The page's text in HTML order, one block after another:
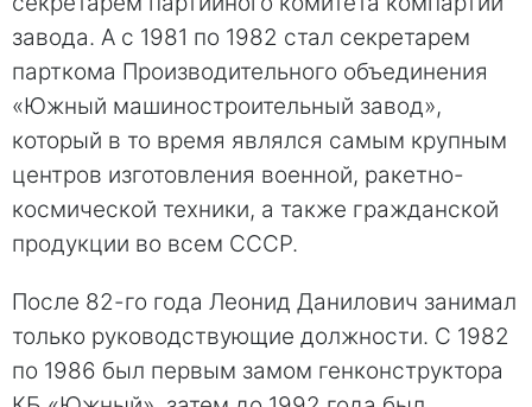
завода. А с 1981 по 1982 стал секретарем
парткома Производительного объединения
«Южный машиностроительный завод»,
который в то время являлся самым крупным
центров изготовления военной, ракетно-
космической техники, а также гражданской
продукции во всем СССР.
После 82-го года Леонид Данилович занимал
только руководствующие должности. С 1982
по 1986 был первым замом генконструктора